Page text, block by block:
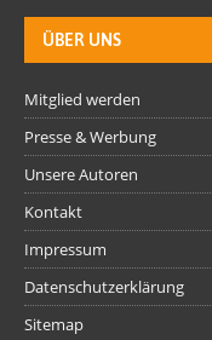
ÜBER UNS
Mitglied werden
Presse & Werbung
Unsere Autoren
Kontakt
Impressum
Datenschutzerklärung
Sitemap